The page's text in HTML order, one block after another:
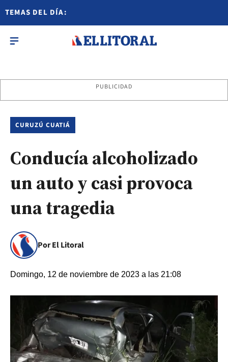
TEMAS DEL DÍA:
PUBLICIDAD
CURUZÚ CUATIÁ
Conducía alcoholizado
un auto y casi provoca
una tragedia
Por El Litoral
Domingo, 12 de noviembre de 2023 a las 21:08